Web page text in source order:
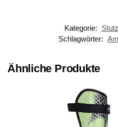
Kategorie:
Schlagwörter:
Ähnliche Produkte